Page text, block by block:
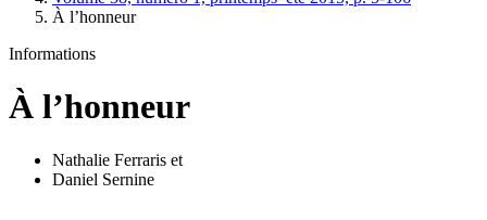
À l’honneur
Informations
À l’honneur
Nathalie Ferraris et
Daniel Sernine